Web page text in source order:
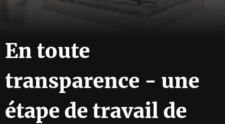
En toute
transparence - une
étape de travail de